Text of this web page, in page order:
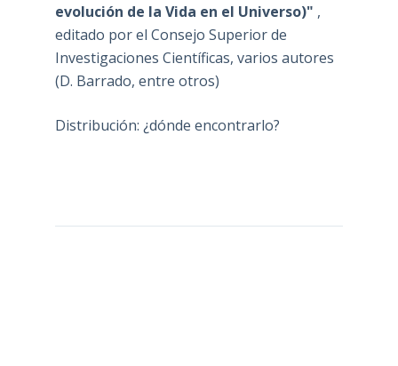
evolución de la Vida en el Universo)" ,
editado por el Consejo Superior de
Investigaciones Científicas, varios autores
(D. Barrado, entre otros)
Distribución: ¿dónde encontrarlo?